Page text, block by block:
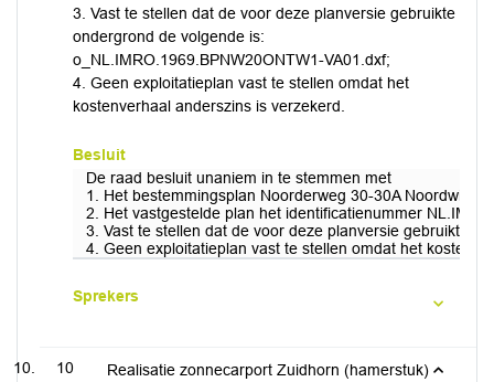
3. Vast te stellen dat de voor deze planversie gebruikte
ondergrond de volgende is:
o_NL.IMRO.1969.BPNW20ONTW1-VA01.dxf;
4. Geen exploitatieplan vast te stellen omdat het
kostenverhaal anderszins is verzekerd.
Besluit
De raad besluit unaniem in te stemmen met
1. Het bestemmingsplan Noorderweg 30-30A Noordwijk
2. Het vastgestelde plan het identificatienummer
3. Vast te stellen dat de voor deze planversie gebruikte
4. Geen exploitatieplan vast te stellen omdat het
Sprekers
10 Realisatie zonnecarport Zuidhorn (hamerstuk)